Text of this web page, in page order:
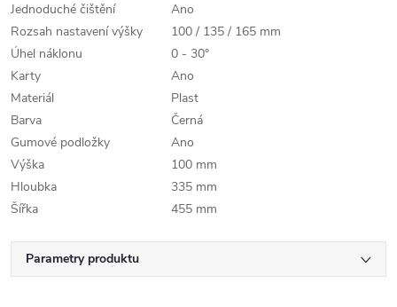
Jednoduché čištění
Ano
Rozsah nastavení výšky
100 / 135 / 165 mm
Úhel náklonu
0 - 30°
Karty
Ano
Materiál
Plast
Barva
Černá
Gumové podložky
Ano
Výška
100 mm
Hloubka
335 mm
Šířka
455 mm
Parametry produktu